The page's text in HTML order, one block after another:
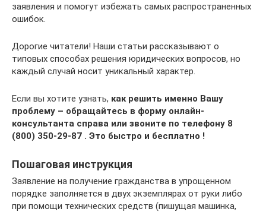
заявления и помогут избежать самых распространенных
ошибок.
Дорогие читатели! Наши статьи рассказывают о
типовых способах решения юридических вопросов, но
каждый случай носит уникальный характер.
Если вы хотите узнать, как решить именно Вашу
проблему – обращайтесь в форму онлайн-
консультанта справа или звоните по телефону 8
(800) 350-29-87 . Это быстро и бесплатно !
Пошаговая инструкция
Заявление на получение гражданства в упрощенном
порядке заполняется в двух экземплярах от руки либо
при помощи технических средств (пишущая машинка,